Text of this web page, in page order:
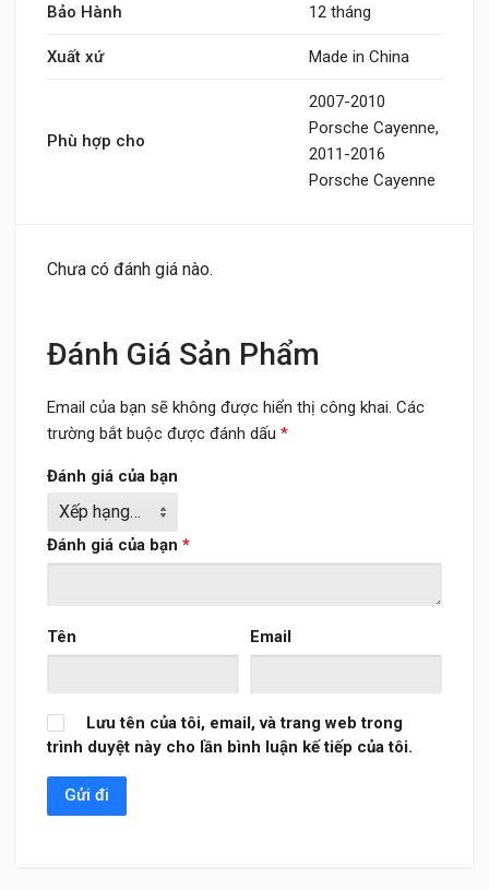
Bảo Hành 12 tháng
Xuất xứ Made in China
Phù hợp cho
2007-2010
Porsche Cayenne,
2011-2016
Porsche Cayenne
Chưa có đánh giá nào.
Đánh Giá Sản Phẩm
Email của bạn sẽ không được hiển thị công khai. Các
trường bắt buộc được đánh dấu *
Đánh giá của bạn
Đánh giá của bạn *
Tên Email
Lưu tên của tôi, email, và trang web trong
trình duyệt này cho lần bình luận kế tiếp của tôi.